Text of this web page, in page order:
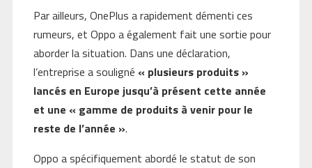
Par ailleurs, OnePlus a rapidement démenti ces
rumeurs, et Oppo a également fait une sortie pour
aborder la situation. Dans une déclaration,
l’entreprise a souligné « plusieurs produits »
lancés en Europe jusqu’à présent cette année
et une « gamme de produits à venir pour le
reste de l’année ».
Oppo a spécifiquement abordé le statut de son